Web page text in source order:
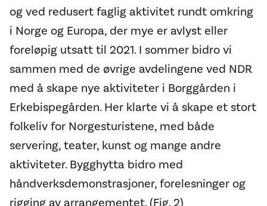
og ved redusert faglig aktivitet rundt omkring
i Norge og Europa, der mye er avlyst eller
foreløpig utsatt til 2021. I sommer bidro vi
sammen med de øvrige avdelingene ved NDR
med å skape nye aktiviteter i Borggården i
Erkebispegården. Her klarte vi å skape et stort
folkeliv for Norgesturistene, med både
servering, teater, kunst og mange andre
aktiviteter. Bygghytta bidro med
håndverksdemonstrasjoner, forelesninger og
rigging av arrangementet. (Fig. 2)